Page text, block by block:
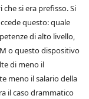
si era prefisso. Si
questo: quale
di alto livello,
o questo dispositivo
di meno il
meno il salario della
il caso drammatico